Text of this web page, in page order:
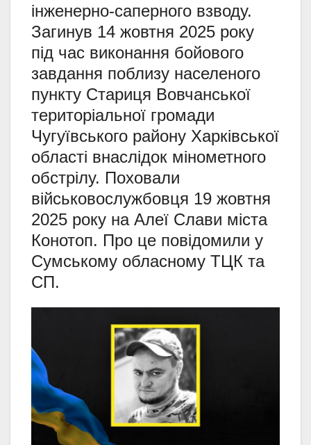
інженерно-саперного взводу.
Загинув 14 жовтня 2025 року
під час виконання бойового
завдання поблизу населеного
пункту Стариця Вовчанської
територіальної громади
Чугуївського району Харківської
області внаслідок мінометного
обстрілу. Поховали
військовослужбовця 19 жовтня
2025 року на Алеї Слави міста
Конотоп. Про це повідомили у
Сумському обласному ТЦК та
СП.